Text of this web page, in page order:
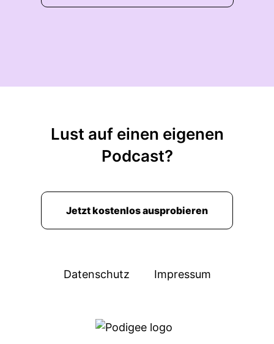
Lust auf einen eigenen
Podcast?
Jetzt kostenlos ausprobieren
Datenschutz Impressum